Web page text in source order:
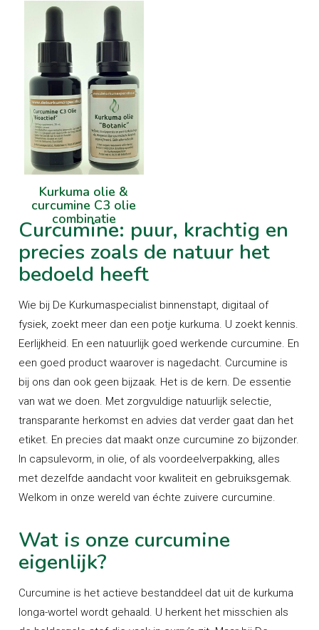
Kurkuma olie &
curcumine C3 olie
combinatie
Curcumine: puur, krachtig en
precies zoals de natuur het
bedoeld heeft
Wie bij De Kurkumaspecialist binnenstapt, digitaal of
fysiek, zoekt meer dan een potje kurkuma. U zoekt kennis.
Eerlijkheid. En een natuurlijk goed werkende curcumine. En
een goed product waarover is nagedacht. Curcumine is
bij ons dan ook geen bijzaak. Het is de kern. De essentie
van wat we doen. Met zorgvuldige natuurlijk selectie,
transparante herkomst en advies dat verder gaat dan het
etiket. En precies dat maakt onze curcumine zo bijzonder.
In capsulevorm, in olie, of als voordeelverpakking, alles
met dezelfde aandacht voor kwaliteit en gebruiksgemak.
Welkom in onze wereld van échte zuivere curcumine.
Wat is onze curcumine
eigenlijk?
Curcumine is het actieve bestanddeel dat uit de kurkuma
longa-wortel wordt gehaald. U herkent het misschien als